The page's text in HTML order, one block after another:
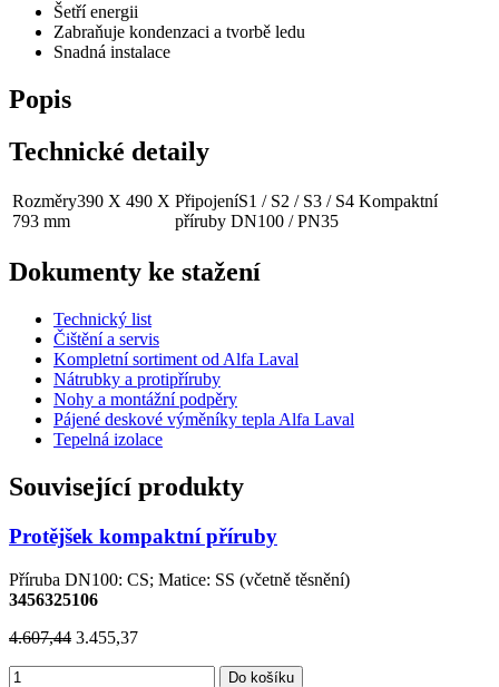
Šetří energii
Zabraňuje kondenzaci a tvorbě ledu
Snadná instalace
Popis
Technické detaily
Rozměry390 X 490 X
793 mm
PřipojeníS1 / S2 / S3 / S4 Kompaktní
příruby DN100 / PN35
Dokumenty ke stažení
Technický list
Čištění a servis
Kompletní sortiment od Alfa Laval
Nátrubky a protipříruby
Nohy a montážní podpěry
Pájené deskové výměníky tepla Alfa Laval
Tepelná izolace
Související produkty
Protějšek kompaktní příruby
Příruba DN100: CS; Matice: SS (včetně těsnění)
3456325106
4.607,44 3.455,37
Do košíku